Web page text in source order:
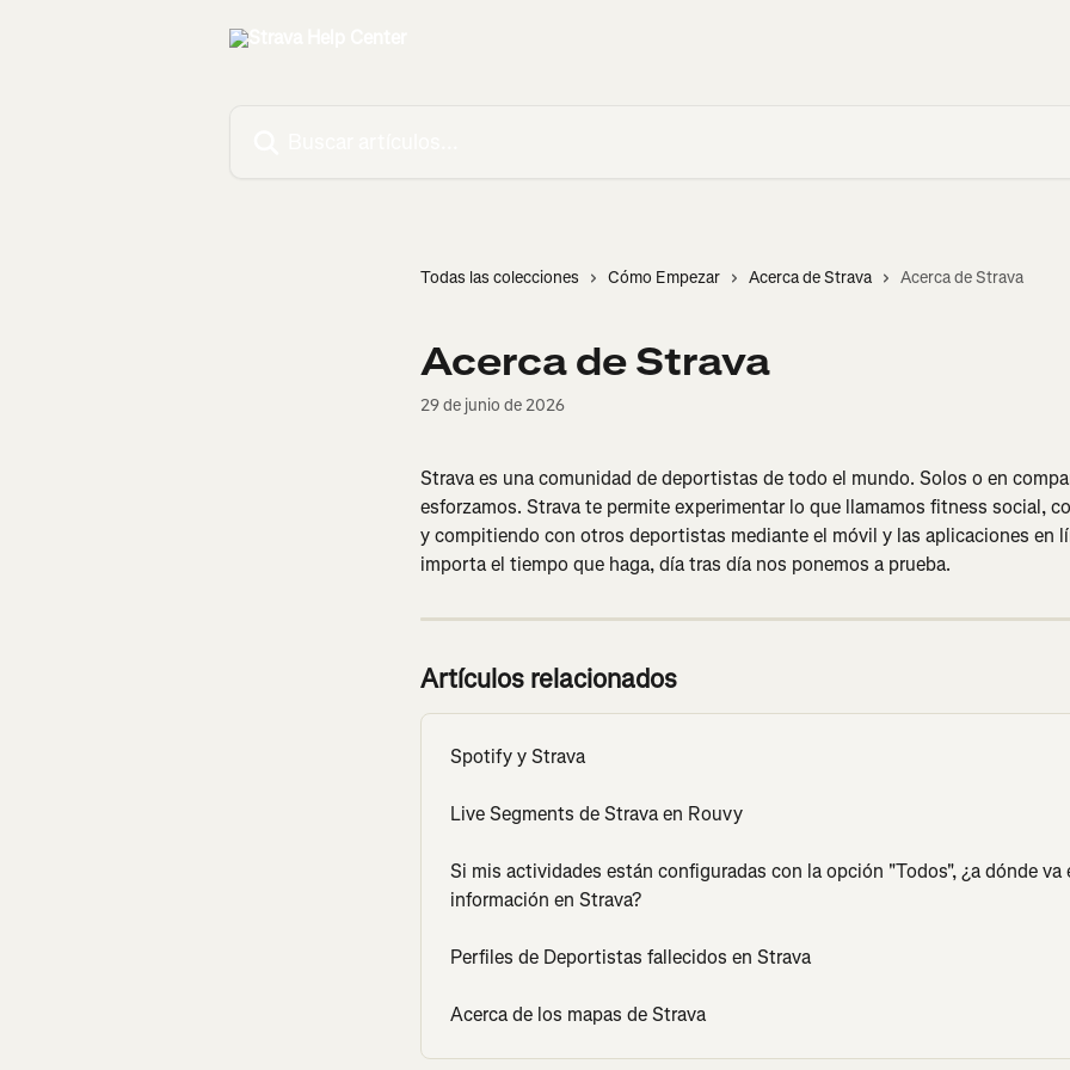
Todas las colecciones Cómo Empezar Acerca de Strava Acerca de Strava
Acerca de Strava
29 de junio de 2026
Strava es una comunidad de deportistas de todo el mundo. Solos o en
esforzamos. Strava te permite experimentar lo que llamamos fitness social,
y compitiendo con otros deportistas mediante el móvil y las aplicaciones en
importa el tiempo que haga, día tras día nos ponemos a prueba.
Artículos relacionados
Spotify y Strava
Live Segments de Strava en Rouvy
Si mis actividades están configuradas con la opción "Todos", ¿a dónde va
información en Strava?
Perfiles de Deportistas fallecidos en Strava
Acerca de los mapas de Strava